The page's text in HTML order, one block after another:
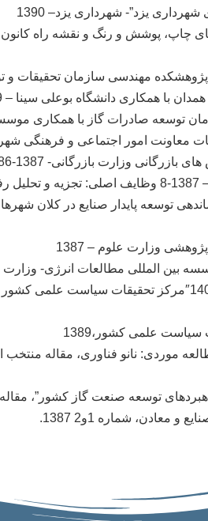
یزد”- شهرداری یزد– 1390
چاپ، پوشش و رنگ و نقشه راه
مهندسی سازمان تحقیقات و
با همکاری دانشگاه بوعلی سینا – 1389
توسعه صادرات گاز با همکاری موسسه
معاونت امور اجتماعی و فرهنگی
وزارت بازرگانی- 1387-1386
توسعه پایدار صنایع در کلان
وزارت علوم – 1387
المللی مطالعات انرژی- وزارت نفت-
علمی کشور،1389
موردی: نانو فناوری، مقاله
توسعه صنعت گاز کشور”،
شماره 1و2 1387.